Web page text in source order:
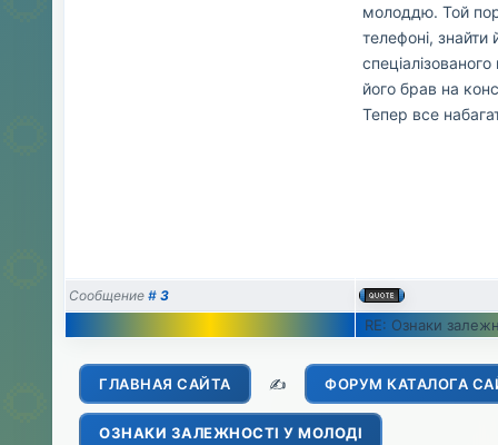
молоддю. Той
телефоні, знайти
його брав на
Тепер все
Сообщение#3
RE: Ознаки
ГЛАВНАЯ САЙТА ✍️ ФОРУМ КАТАЛОГА
ОЗНАКИ ЗАЛЕЖНОСТІ У МОЛОДІ